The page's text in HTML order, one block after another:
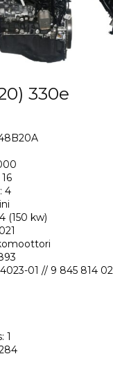
330e
4
(150 kw)
01 // 9 845 814 02
1